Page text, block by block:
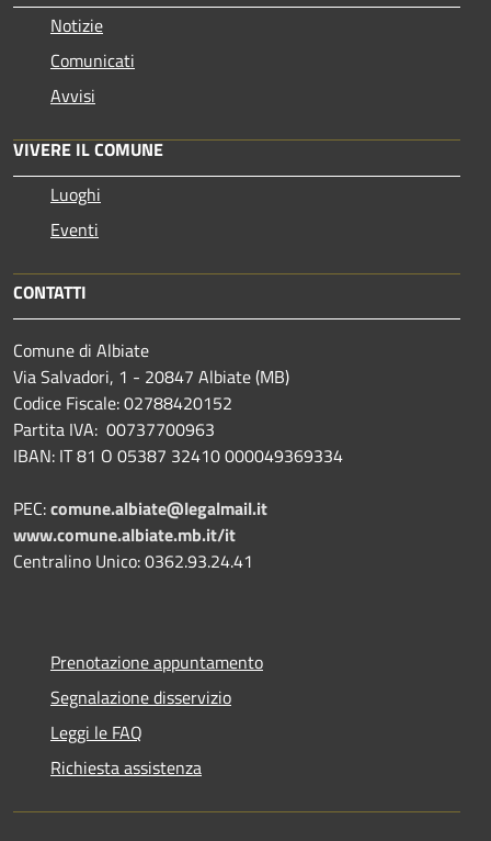
Notizie
Comunicati
Avvisi
VIVERE IL COMUNE
Luoghi
Eventi
CONTATTI
Comune di Albiate
Via Salvadori, 1 - 20847 Albiate (MB)
Codice Fiscale: 02788420152
Partita IVA: 00737700963
IBAN: IT 81 O 05387 32410 000049369334
PEC:comune.albiate@legalmail.it
www.comune.albiate.mb.it/it
Centralino Unico: 0362.93.24.41
Prenotazione appuntamento
Segnalazione disservizio
Leggi le FAQ
Richiesta assistenza